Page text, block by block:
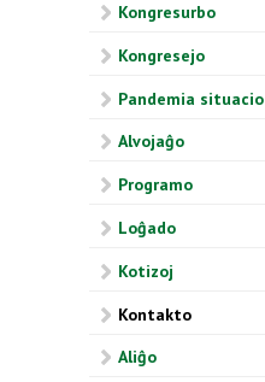
Kongresurbo
Kongresejo
Pandemia situacio
Alvojaĝo
Programo
Loĝado
Kotizoj
Kontakto
Aliĝo